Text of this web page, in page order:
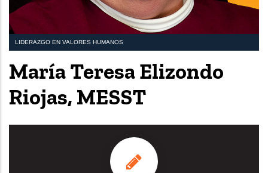
LIDERAZGO EN VALORES HUMANOS
María Teresa Elizondo
Riojas, MESST